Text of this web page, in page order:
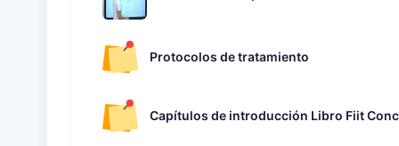
Protocolos de tratamiento
Capítulos de introducción Libro Fiit